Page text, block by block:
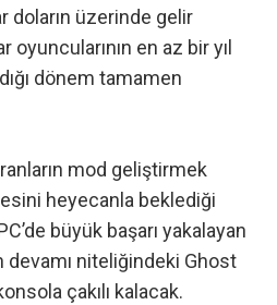
doların üzerinde gelir
oyuncularının en az bir yıl
dönem tamamen
mod geliştirmek
heyecanla beklediği
büyük başarı yakalayan
devamı niteliğindeki Ghost
çakılı kalacak.